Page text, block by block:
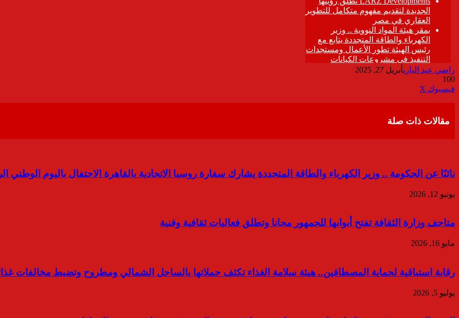
راضي عبد الباريأبريل 27, 2025
100
فيسبوك ‫X
مقالات ذات صلة
نائبًا عن الحكومة .. وزير الكهرباء والطاقة المتجددة يشارك سفارة روسيا الاتحادية بالقاهرة الاحتفال باليوم الوطني
يونيو 12, 2026
متاحف وزارة الثقافة تفتح أبوابها للجمهور مجانا وتطلق فعاليات ثقافية وفنية
مايو 16, 2026
رقابة استباقية لحماية المصطافين.. هيئة سلامة الغذاء تكثف حملاتها بالساحل الشمالي ومطروح وتضبط مخالفات
يوليو 5, 2026